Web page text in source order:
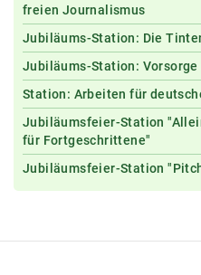
freien Journalismus
Jubiläums-Station: Die
Jubiläums-Station: Vorsorge
Station: Arbeiten für
Jubiläumsfeier-Station
für Fortgeschrittene"
Jubiläumsfeier-Station